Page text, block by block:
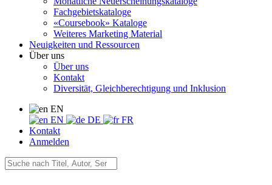
Fachgebietskataloge
«Coursebook» Kataloge
Weiteres Marketing Material
Neuigkeiten und Ressourcen
Über uns
Über uns
Kontakt
Diversität, Gleichberechtigung und Inklusion
EN
EN
DE
FR
Kontakt
Anmelden